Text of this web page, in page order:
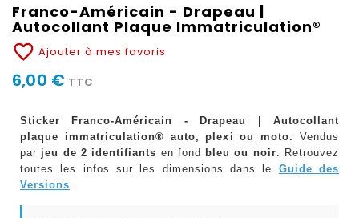
Franco-Américain - Drapeau |
Autocollant Plaque Immatriculation®
favorite_border Ajouter à mes favoris
6,00 € TTC
Sticker Franco-Américain - Drapeau | Autocollant
plaque immatriculation® auto, plexi ou moto.
Vendus
par jeu de 2 identifiants en fond bleu ou noir. Retrouvez
toutes les infos sur les dimensions dans le Guide des
Versions.